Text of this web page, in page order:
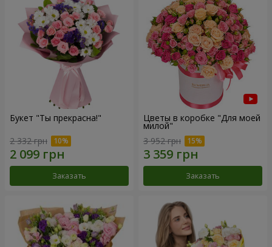
Букет "Ты прекрасна!"
2 332 грн
Заказать
Цветы в коробке "Для моей
милой"
3 952 грн
Заказать